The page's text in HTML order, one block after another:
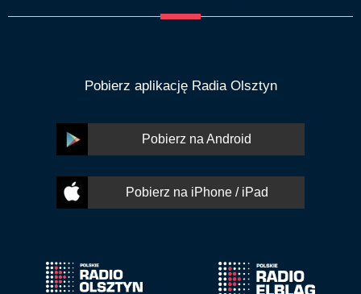
Pobierz aplikację Radia Olsztyn
Pobierz na Android
Pobierz na iPhone / iPad